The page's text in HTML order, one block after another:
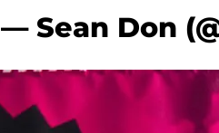
— Sean Don